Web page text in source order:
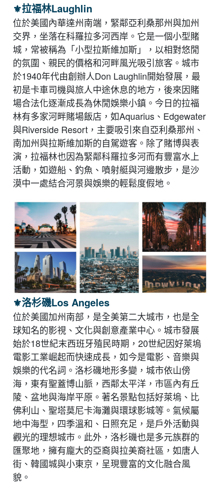
⚜︎拉福林Laughlin
位於美國內華達州南端，緊鄰亞利桑那州與加州
交界，坐落在科羅拉多河西岸。它是一個小型賭
城，常被稱為「小型拉斯維加斯」，以相對悠閒
的氛圍、親民的價格和河畔風光吸引旅客。城市
於1940年代由創辦人Don Laughlin開始發展，最
初是卡車司機與旅人中途休息的地方，後來因賭
場合法化逐漸成長為休閒娛樂小鎮。今日的拉福
林有多家河畔賭場飯店，如Aquarius、Edgewater
與Riverside Resort，主要吸引來自亞利桑那州、
南加州與拉斯維加斯的自駕遊客。除了賭博與表
演，拉福林也因為緊鄰科羅拉多河而有豐富水上
活動，如遊船、釣魚、噴射艇與河邊散步，是沙
漠中一處結合河景與娛樂的輕鬆度假地。
⚜︎洛杉磯Los Angeles
位於美國加州南部，是全美第二大城市，也是全
球知名的影視、文化與創意產業中心。城市發展
始於18世紀末西班牙殖民時期，20世紀因好萊塢
電影工業崛起而快速成長，如今是電影、音樂與
娛樂的代名詞。洛杉磯地形多變，城市依山傍
海，東有聖蓋博山脈，西鄰太平洋，市區內有丘
陵、盆地與海岸平原。著名景點包括好萊塢、比
佛利山、聖塔莫尼卡海灘與環球影城等。氣候屬
地中海型，四季溫和、日照充足，是戶外活動與
觀光的理想城市。此外，洛杉磯也是多元族群的
匯聚地，擁有龐大的亞裔與拉美裔社區，如唐人
街、韓國城與小東京，呈現豐富的文化融合風
貌。